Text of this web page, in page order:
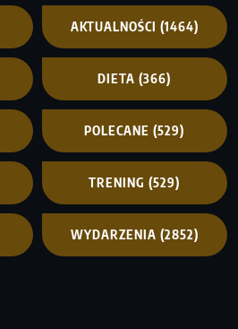
AKTUALNOŚCI (1464)
DIETA (366)
POLECANE (529)
TRENING (529)
WYDARZENIA (2852)